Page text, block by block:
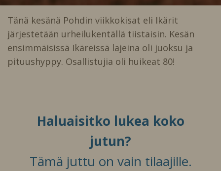
Tänä kesänä Pohdin viikkokisat eli Ikärit
järjestetään urheilukentällä tiistaisin. Kesän
ensimmäisissä Ikäreissä lajeina oli juoksu ja
pituushyppy. Osallistujia oli huikeat 80!
Haluaisitko lukea koko
jutun?
Tämä juttu on vain tilaajille.